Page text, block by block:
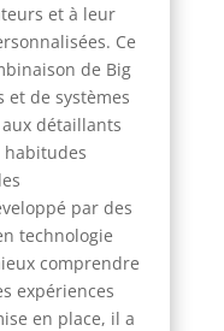
et à leur
Ce
de Big
et de systèmes
détaillants
habitudes
par des
technologie
comprendre
expériences
en place, il a